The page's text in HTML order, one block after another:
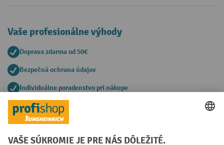
Vaše profesionálne výhody
Doprava zdarma od 50€
Bezpečná ochrana údajov
Individuálne poradenstvo pri nákupe
Spôsoby platby